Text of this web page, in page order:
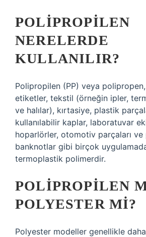
POLIPROPILEN
NERELERDE
KULLANILIR?
Polipropilen (PP) veya
etiketler, tekstil (örneğin ipler,
ve halılar), kırtasiye, plastik
kullanılabilir kaplar, laboratuvar
hoparlörler, otomotiv parçaları ve
banknotlar gibi birçok
termoplastik polimerdir.
POLIPROPILEN
POLYESTER MI?
Polyester modeller genellikle